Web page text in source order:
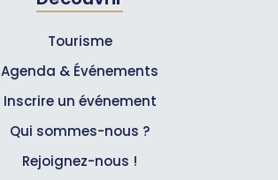
Tourisme
Agenda & Événements
Inscrire un événement
Qui sommes-nous ?
Rejoignez-nous !